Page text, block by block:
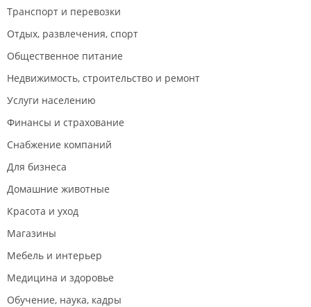
Транспорт и перевозки
Отдых, развлечения, спорт
Общественное питание
Недвижимость, строительство и ремонт
Услуги населению
Финансы и страхование
Снабжение компаний
Для бизнеса
Домашние животные
Красота и уход
Магазины
Мебель и интерьер
Медицина и здоровье
Обучение, наука, кадры